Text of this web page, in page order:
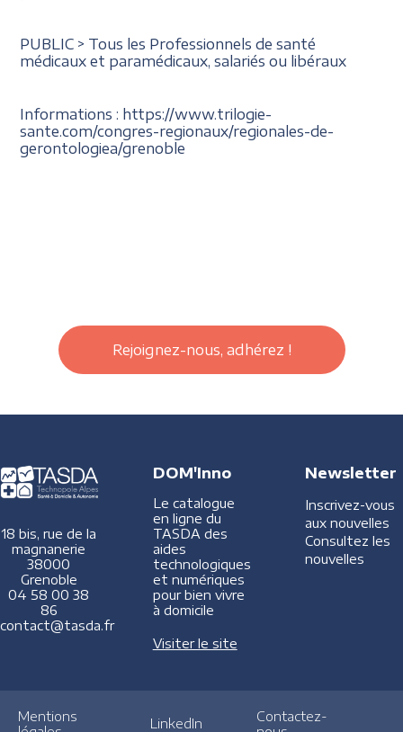
PUBLIC > Tous les Professionnels de santé
médicaux et paramédicaux, salariés ou libéraux
Informations : https://www.trilogie-
sante.com/congres-regionaux/regionales-de-
gerontologiea/grenoble
Rejoignez-nous, adhérez !
18 bis, rue de la
magnanerie
38000
Grenoble
04 58 00 38
86
contact@tasda.fr
DOM'Inno
Le catalogue
en ligne du
TASDA des
aides
technologiques
et numériques
pour bien vivre
à domicile
Visiter le site
Newsletter
Inscrivez-vous
aux nouvelles
Consultez les
nouvelles
Mentions
LinkedIn
Contactez-